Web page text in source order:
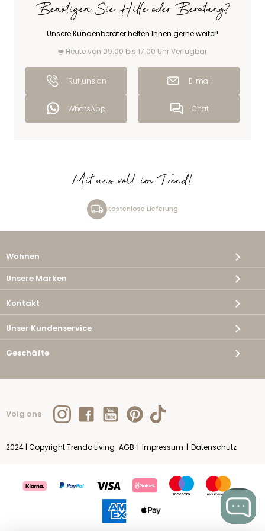
Benötigen Sie Hilfe oder Beratung?
Unsere Kundenberater helfen Ihnen gerne weiter!
Heute von 09:00 bis 17:00 Uhr Verfügbar
Ruf uns an E-mail
WhatsApp Chat
Mit uns voll im Trend!
Kostenlose Lieferung
Wohnen
Unsere Marken
Kontakt
Unser Kundenservice
Geschäfte
Volg ons
2024 | Copyright Trendo Living AGB | Impressum | Datenschutz